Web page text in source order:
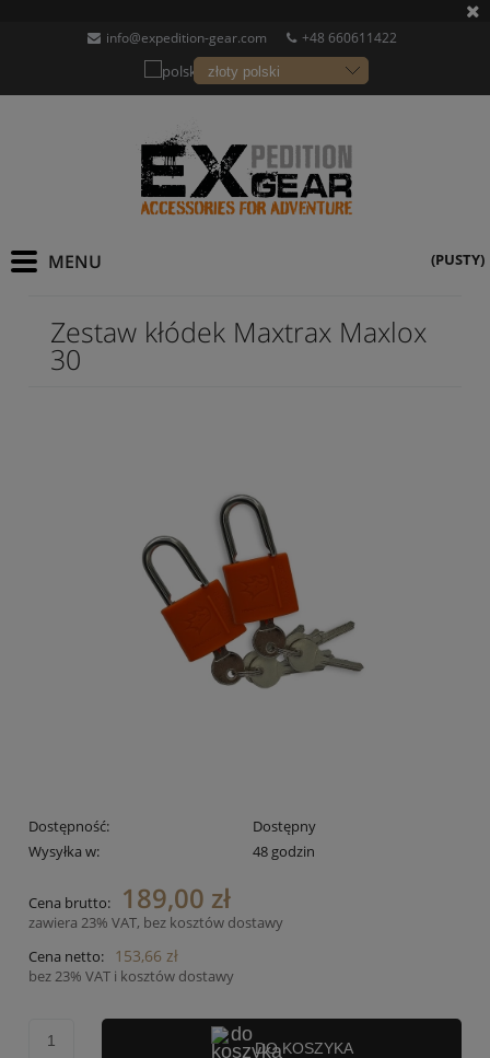
info@expedition-gear.com +48 660611422
(PUSTY)
Zestaw kłódek Maxtrax Maxlox
30
Dostępność:
Dostępny
Wysyłka w:
48 godzin
Cena brutto: 189,00 zł
zawiera 23% VAT, bez kosztów dostawy
Cena netto:
153,66 zł
bez 23% VAT i kosztów dostawy
DO KOSZYKA